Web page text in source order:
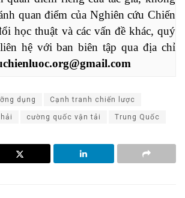
quan điểm của Nghiên cứu Chiến
học thuật và các vấn đề khác, quý
hệ với ban biên tập qua địa chỉ
dụng Cạnh tranh chiến lược
cường quốc vận tải Trung Quốc